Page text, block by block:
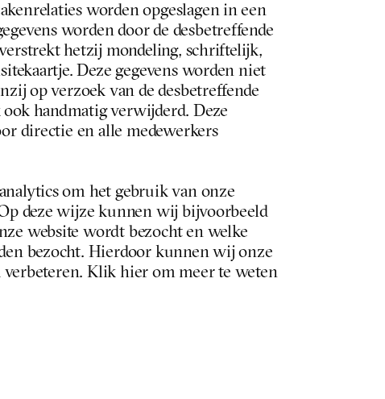
worden opgeslagen in een
worden door de desbetreffende
hetzij mondeling, schriftelijk,
Deze gegevens worden niet
op verzoek van de desbetreffende
handmatig verwijderd. Deze
directie en alle medewerkers
om het gebruik van onze
deze wijze kunnen wij bijvoorbeeld
website wordt bezocht en welke
bezocht. Hierdoor kunnen wij onze
Klik hier om meer te weten